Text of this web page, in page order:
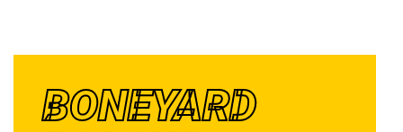
BONEYARD